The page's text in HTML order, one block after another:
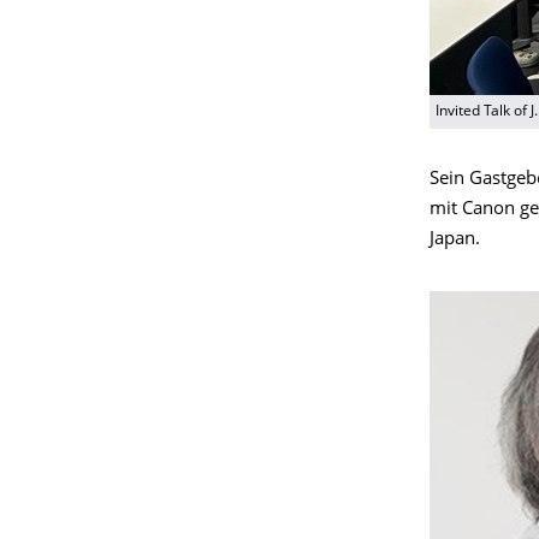
Invited Talk of
Sein
mit Canon
Japan.